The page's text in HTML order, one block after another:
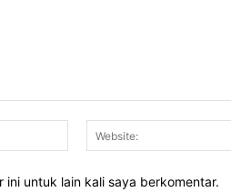
Email:*
untuk lain kali saya berkomentar.